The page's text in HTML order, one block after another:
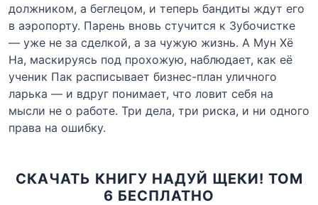
должником, а беглецом, и теперь бандиты ждут его
в аэропорту. Парень вновь стучится к Зубочистке
— уже не за сделкой, а за чужую жизнь. А Мун Хё
На, маскируясь под прохожую, наблюдает, как её
ученик Пак расписывает бизнес-план уличного
ларька — и вдруг понимает, что ловит себя на
мысли не о работе. Три дела, три риска, и ни одного
права на ошибку.
СКАЧАТЬ КНИГУ НАДУЙ ЩЕКИ! ТОМ
6 БЕСПЛАТНО